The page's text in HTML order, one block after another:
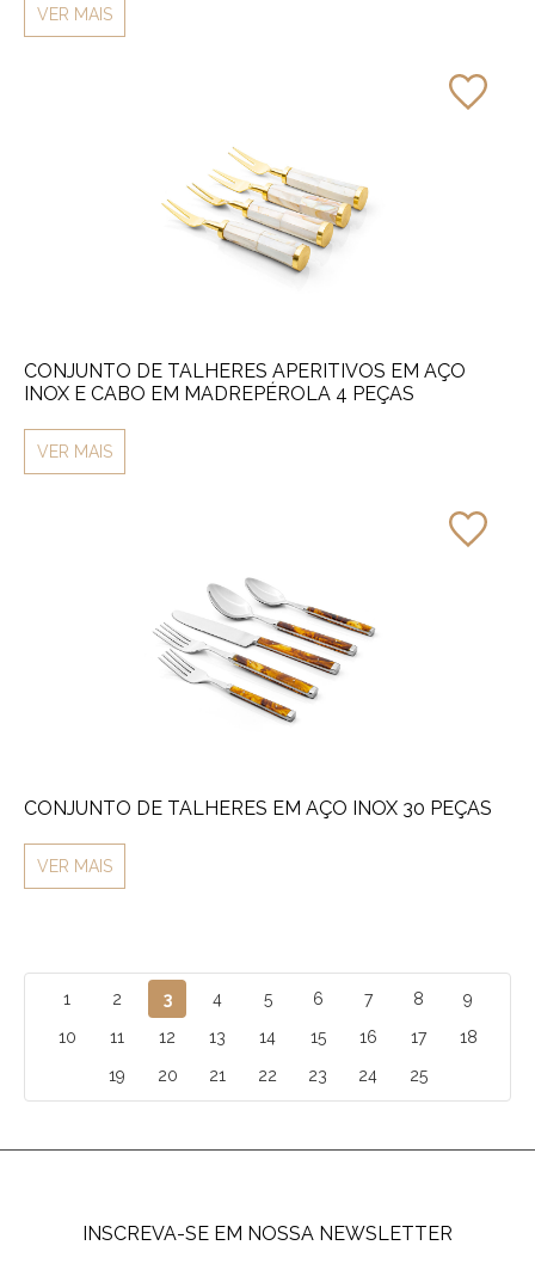
VER MAIS
CONJUNTO DE TALHERES APERITIVOS EM AÇO
INOX E CABO EM MADREPÉROLA 4 PEÇAS
VER MAIS
CONJUNTO DE TALHERES EM AÇO INOX 30 PEÇAS
VER MAIS
1 2 3 4 5 6 7 8
9
10
11 12 13 14 15 16 17
18
19
20 21 22 23 24 25
INSCREVA-SE EM NOSSA NEWSLETTER